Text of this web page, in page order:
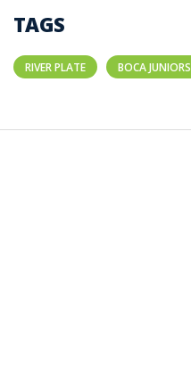
TAGS
RIVER PLATE BOCA JUNIORS